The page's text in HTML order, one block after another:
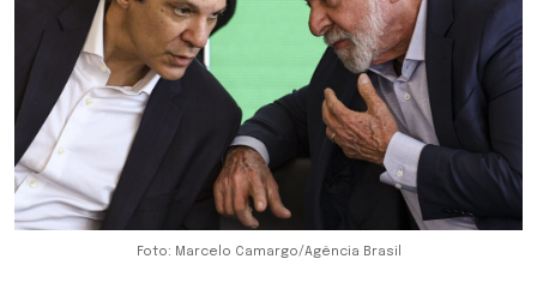
Foto: Marcelo Camargo/Agência Brasil